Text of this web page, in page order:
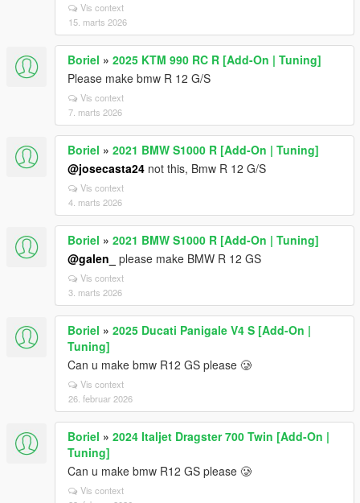
Vis context
15. marts 2026
Boriel » 2025 KTM 990 RC R [Add-On | Tuning]
Please make bmw R 12 G/S
Vis context
7. marts 2026
Boriel » 2021 BMW S1000 R [Add-On | Tuning]
@josecasta24 not this, Bmw R 12 G/S
Vis context
4. marts 2026
Boriel » 2021 BMW S1000 R [Add-On | Tuning]
@galen_
please make BMW R 12 GS
Vis context
3. marts 2026
Boriel » 2025 Ducati Panigale V4 S [Add-On |
Tuning]
Can u make bmw R12 GS please 🥲
Vis context
26. februar 2026
Boriel » 2024 Italjet Dragster 700 Twin [Add-On |
Tuning]
Can u make bmw R12 GS please 🥲
Vis context